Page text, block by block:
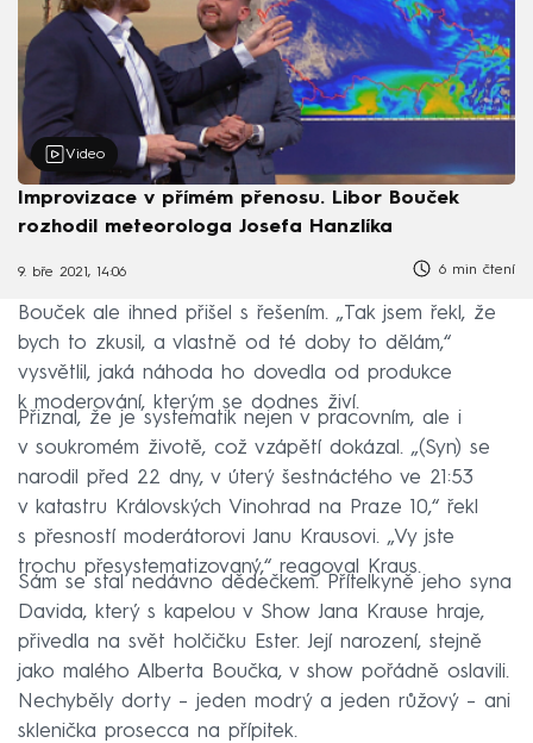
Video
Improvizace v přímém přenosu. Libor Bouček
rozhodil meteorologa Josefa Hanzlíka
9. bře 2021, 14:06 6 min čtení
Bouček ale ihned přišel s řešením. „Tak jsem řekl, že
bych to zkusil, a vlastně od té doby to dělám,“
vysvětlil, jaká náhoda ho dovedla od produkce
k moderování, kterým se dodnes živí.
Přiznal, že je systematik nejen v pracovním, ale i
v soukromém životě, což vzápětí dokázal. „(Syn) se
narodil před 22 dny, v úterý šestnáctého ve 21:53
v katastru Královských Vinohrad na Praze 10,“ řekl
s přesností moderátorovi Janu Krausovi. „Vy jste
trochu přesystematizovaný,“ reagoval Kraus.
Sám se stal nedávno dědečkem. Přítelkyně jeho syna
Davida, který s kapelou v Show Jana Krause hraje,
přivedla na svět holčičku Ester. Její narození, stejně
jako malého Alberta Boučka, v show pořádně oslavili.
Nechyběly dorty – jeden modrý a jeden růžový – ani
sklenička prosecca na přípitek.